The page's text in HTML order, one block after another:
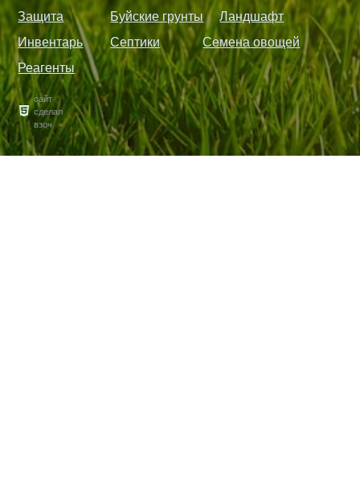
Защита
Буйские грунты
Ландшафт
Инвентарь
Септики
Семена овощей
Реагенты
сайт
сделал
взоч